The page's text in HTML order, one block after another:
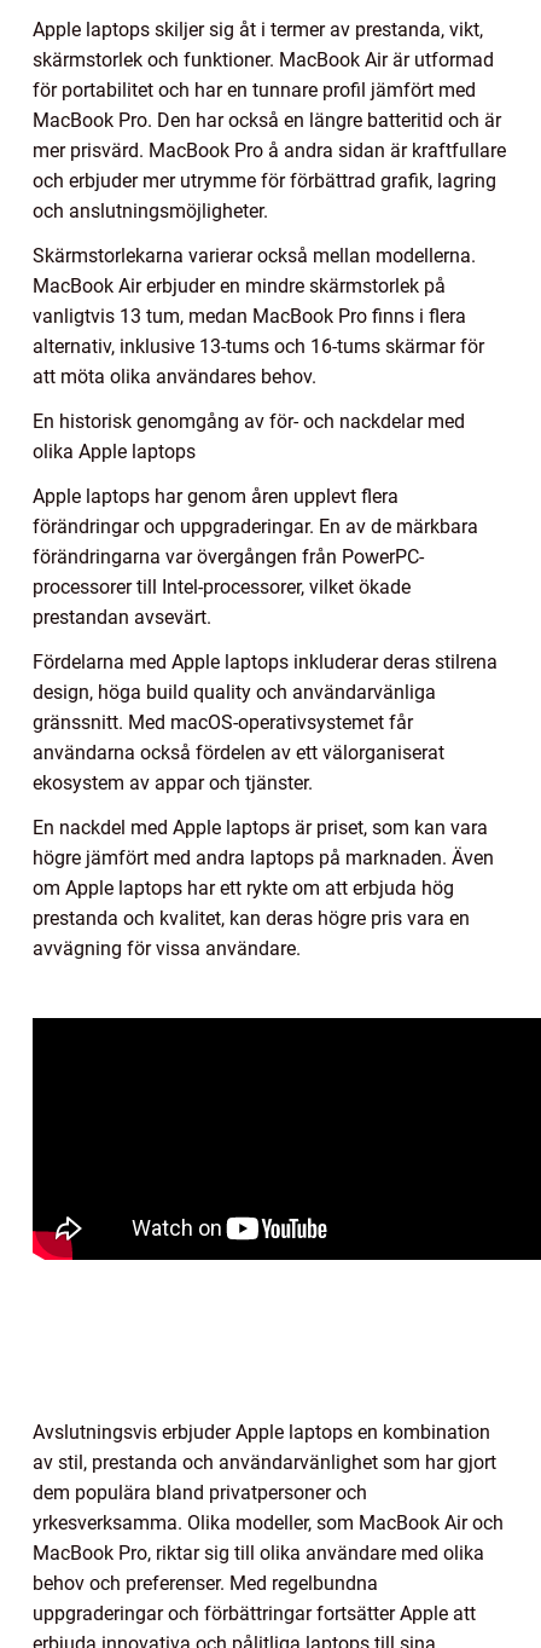
Apple laptops skiljer sig åt i termer av prestanda, vikt,
skärmstorlek och funktioner. MacBook Air är utformad
för portabilitet och har en tunnare profil jämfört med
MacBook Pro. Den har också en längre batteritid och är
mer prisvärd. MacBook Pro å andra sidan är kraftfullare
och erbjuder mer utrymme för förbättrad grafik, lagring
och anslutningsmöjligheter.
Skärmstorlekarna varierar också mellan modellerna.
MacBook Air erbjuder en mindre skärmstorlek på
vanligtvis 13 tum, medan MacBook Pro finns i flera
alternativ, inklusive 13-tums och 16-tums skärmar för
att möta olika användares behov.
En historisk genomgång av för- och nackdelar med
olika Apple laptops
Apple laptops har genom åren upplevt flera
förändringar och uppgraderingar. En av de märkbara
förändringarna var övergången från PowerPC-
processorer till Intel-processorer, vilket ökade
prestandan avsevärt.
Fördelarna med Apple laptops inkluderar deras stilrena
design, höga build quality och användarvänliga
gränssnitt. Med macOS-operativsystemet får
användarna också fördelen av ett välorganiserat
ekosystem av appar och tjänster.
En nackdel med Apple laptops är priset, som kan vara
högre jämfört med andra laptops på marknaden. Även
om Apple laptops har ett rykte om att erbjuda hög
prestanda och kvalitet, kan deras högre pris vara en
avvägning för vissa användare.
Avslutningsvis erbjuder Apple laptops en kombination
av stil, prestanda och användarvänlighet som har gjort
dem populära bland privatpersoner och
yrkesverksamma. Olika modeller, som MacBook Air och
MacBook Pro, riktar sig till olika användare med olika
behov och preferenser. Med regelbundna
uppgraderingar och förbättringar fortsätter Apple att